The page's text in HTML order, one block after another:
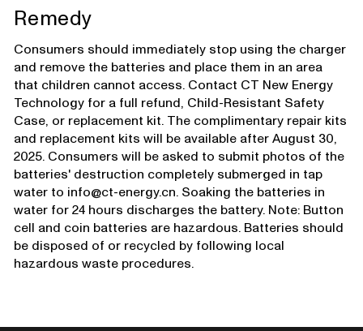
Remedy
Consumers should immediately stop using the charger
and remove the batteries and place them in an area
that children cannot access. Contact CT New Energy
Technology for a full refund, Child-Resistant Safety
Case, or replacement kit. The complimentary repair kits
and replacement kits will be available after August 30,
2025. Consumers will be asked to submit photos of the
batteries' destruction completely submerged in tap
water to info@ct-energy.cn. Soaking the batteries in
water for 24 hours discharges the battery. Note: Button
cell and coin batteries are hazardous. Batteries should
be disposed of or recycled by following local
hazardous waste procedures.